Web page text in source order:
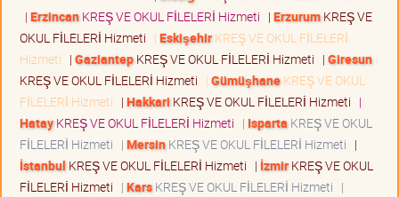
| ErzincanKREŞ VE OKUL FİLELERİ Hizmeti | ErzurumKREŞ VE
OKUL FİLELERİ Hizmeti | EskişehirKREŞ VE OKUL FİLELERİ
Hizmeti | GaziantepKREŞ VE OKUL FİLELERİ Hizmeti | Giresun
KREŞ VE OKUL FİLELERİ Hizmeti | GümüşhaneKREŞ VE OKUL
FİLELERİ Hizmeti | Hakkari KREŞ VE OKUL FİLELERİ Hizmeti |
HatayKREŞ VE OKUL FİLELERİ Hizmeti | Isparta KREŞ VE OKUL
FİLELERİ Hizmeti | MersinKREŞ VE OKUL FİLELERİ Hizmeti |
İstanbul KREŞ VE OKUL FİLELERİ Hizmeti | İzmirKREŞ VE OKUL
FİLELERİ Hizmeti | KarsKREŞ VE OKUL FİLELERİ Hizmeti |